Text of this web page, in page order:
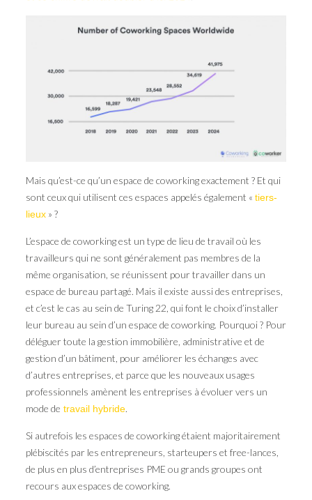
Mais qu’est-ce qu’un espace de coworking exactement ? Et qui
sont ceux qui utilisent ces espaces appelés également « tiers-
lieux» ?
L’espace de coworking est un type de lieu de travail où les
travailleurs qui ne sont généralement pas membres de la
même organisation, se réunissent pour travailler dans un
espace de bureau partagé. Mais il existe aussi des entreprises,
et c’est le cas au sein de Turing 22, qui font le choix d’installer
leur bureau au sein d’un espace de coworking. Pourquoi ? Pour
déléguer toute la gestion immobilière, administrative et de
gestion d’un bâtiment, pour améliorer les échanges avec
d’autres entreprises, et parce que les nouveaux usages
professionnels amènent les entreprises à évoluer vers un
mode de travail hybride.
Si autrefois les espaces de coworking étaient majoritairement
plébiscités par les entrepreneurs, starteupers et free-lances,
de plus en plus d’entreprises PME ou grands groupes ont
recours aux espaces de coworking.